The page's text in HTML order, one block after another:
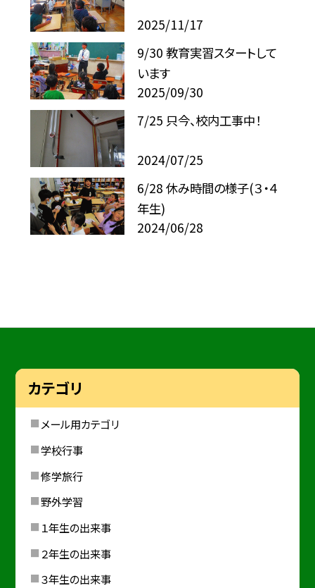
2025/11/17
9/30 教育実習スタートして
います
2025/09/30
7/25 只今、校内工事中！
2024/07/25
6/28 休み時間の様子(３・４
年生)
2024/06/28
カテゴリ
メール用カテゴリ
学校行事
修学旅行
野外学習
１年生の出来事
２年生の出来事
３年生の出来事